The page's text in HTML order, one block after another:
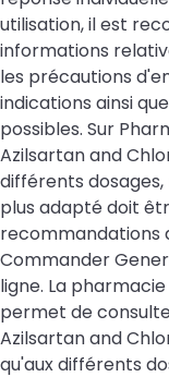
utilisation, il est
informations
les précautions
indications ainsi
possibles. Sur
Azilsartan and
différents
plus adapté doit
recommandations
Commander
ligne. La
permet de
Azilsartan and
qu'aux différents